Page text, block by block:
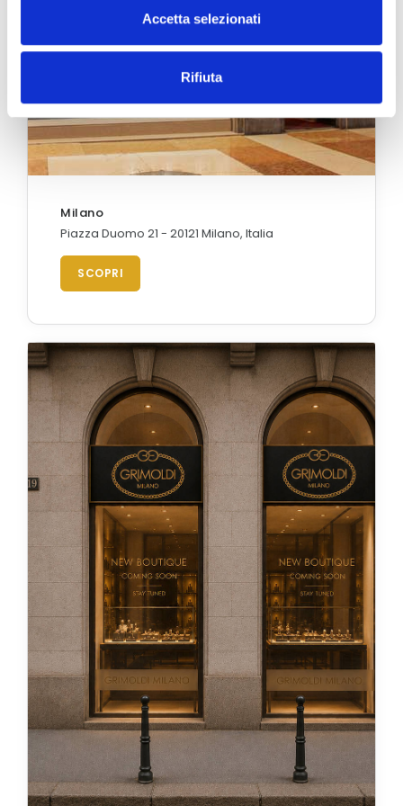
Accetta selezionati
Rifiuta
Milano
Piazza Duomo 21 - 20121 Milano, Italia
SCOPRI